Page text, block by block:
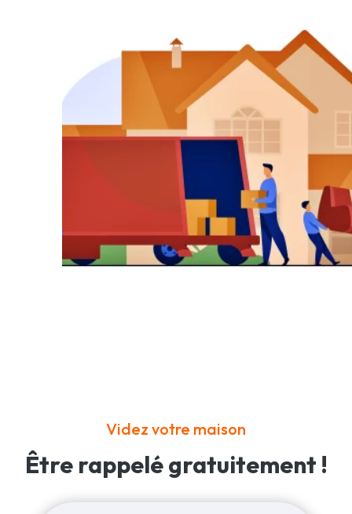
Videz votre maison
Être rappelégratuitement !